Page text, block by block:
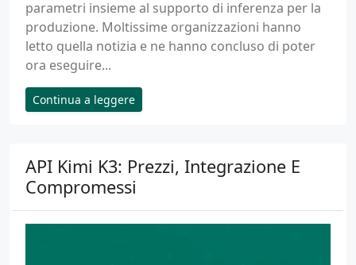
parametri insieme al supporto di inferenza per la
produzione. Moltissime organizzazioni hanno
letto quella notizia e ne hanno concluso di poter
ora eseguire...
Continua a leggere
API Kimi K3: Prezzi, Integrazione E
Compromessi